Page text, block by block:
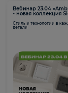
Вебинар 23.04
- новая коллекция
Стиль и технологии в
детали